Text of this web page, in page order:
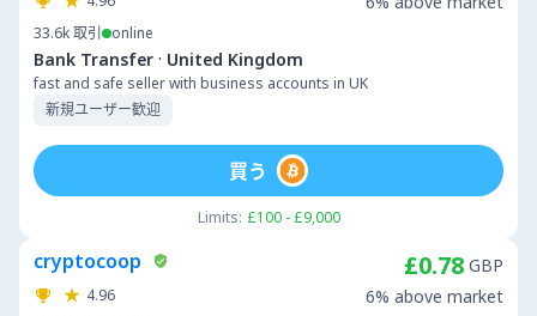
33.6k取引 online
Bank Transfer · United Kingdom
fast and safe seller with business accounts in UK
新規ユーザー歓迎
Limits: £100 - £9,000
買う
cryptocoop
4.96
£0.78 GBP
6% above market